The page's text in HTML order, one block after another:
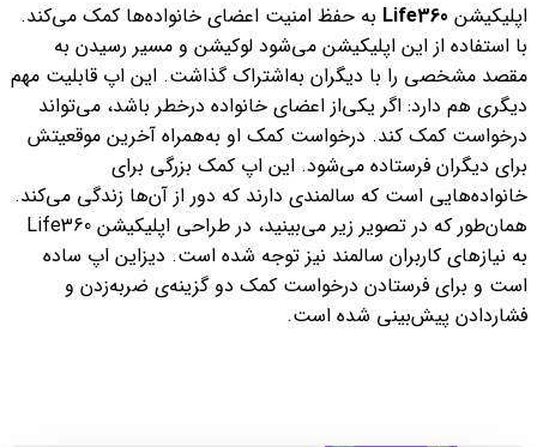
اپلیکیشن Life360 به حفظ امنیت اعضای خانواده‌ها کمک می‌کند.
با استفاده از این اپلیکیشن می‌شود لوکیشن و مسیر رسیدن به
مقصد مشخصی را با دیگران به‌اشتراک گذاشت. این اپ قابلیت مهم
دیگری هم دارد: اگر یکی‌از اعضای خانواده درخطر باشد، می‌تواند
درخواست کمک کند. درخواست کمک او به‌همراه آخرین موقعیتش
برای دیگران فرستاده می‌شود. این اپ کمک بزرگی برای
خانواده‌هایی است که سالمندی دارند که دور از آن‌ها زندگی می‌کند.
همان‌طور که در تصویر زیر می‌بینید، در طراحی اپلیکیشن Life360
به نیازهای کاربران سالمند نیز توجه شده است. دیزاین اپ ساده
است و برای فرستادن درخواست کمک دو گزینه‌ی ضربه‌زدن و
فشار‌دادن پیش‌بینی‌ شده است.